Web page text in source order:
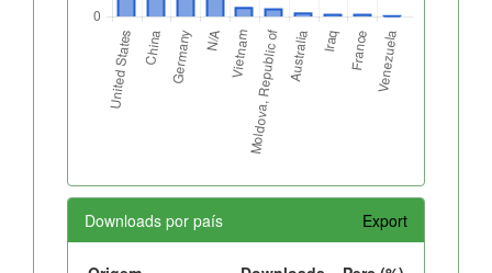
Downloads por país Export